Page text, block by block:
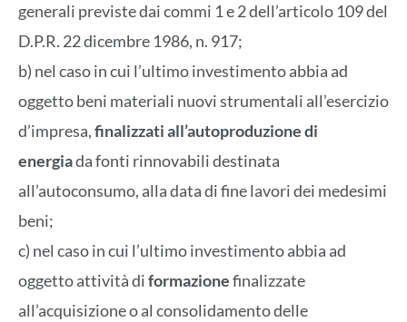
generali previste dai commi 1 e 2 dell’articolo 109 del
D.P.R. 22 dicembre 1986, n. 917;
b) nel caso in cui l’ultimo investimento abbia ad
oggetto beni materiali nuovi strumentali all’esercizio
d’impresa,finalizzati all’autoproduzione di
energiada fonti rinnovabili destinata
all’autoconsumo, alla data di fine lavori dei medesimi
beni;
c) nel caso in cui l’ultimo investimento abbia ad
oggetto attività diformazionefinalizzate
all’acquisizione o al consolidamento delle